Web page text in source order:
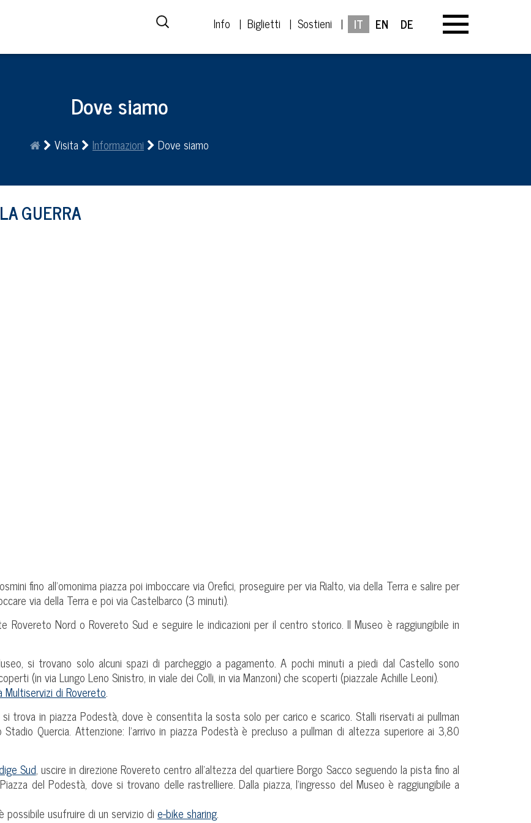
Info Biglietti Sostieni IT EN DE
Dove siamo
Visita Informazioni Dove siamo
GUERRA
fino all’omonima piazza poi imboccare via Orefici, proseguire per via Rialto, via della Terra e salire per
via della Terra e poi via Castelbarco (3 minuti).
Rovereto Nord o Rovereto Sud e seguire le indicazioni per il centro storico. Il Museo è raggiungibile in
si trovano solo alcuni spazi di parcheggio a pagamento. A pochi minuti a piedi dal Castello sono
(in via Lungo Leno Sinistro, in viale dei Colli, in via Manzoni) che scoperti (piazzale Achille Leoni).
Multiservizi di Rovereto.
trova in piazza Podestà, dove è consentita la sosta solo per carico e scarico. Stalli riservati ai pullman
Quercia. Attenzione: l’arrivo in piazza Podestà è precluso a pullman di altezza superiore ai 3,80
Sud, uscire in direzione Rovereto centro all’altezza del quartiere Borgo Sacco seguendo la pista fino al
del Podestà, dove si trovano delle rastrelliere. Dalla piazza, l’ingresso del Museo è raggiungibile a
usufruire di un servizio di e-bike sharing.